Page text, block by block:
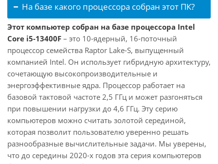
На базе какого процессора собран этот ПК?
Этот компьютер собран на базе процессора Intel
Core i5-13400F – это 10-ядерный, 16-поточный
процессор семейства Raptor Lake-S, выпущенный
компанией Intel. Он использует гибридную архитектуру,
сочетающую высокопроизводительные и
энергоэффективные ядра. Процессор работает на
базовой тактовой частоте 2,5 ГГц и может разгоняться
при повышении нагрузки до 4,6 ГГц. Эту серию
компьютеров можно считать золотой серединой,
которая позволит пользователю уверенно решать
разнообразные вычислительные задачи. Мы уверены,
что до середины 2020-х годов эта серия компьютеров